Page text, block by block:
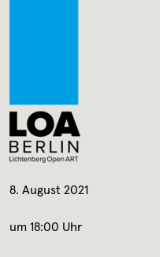
8. August 2021
um 18:00 Uhr